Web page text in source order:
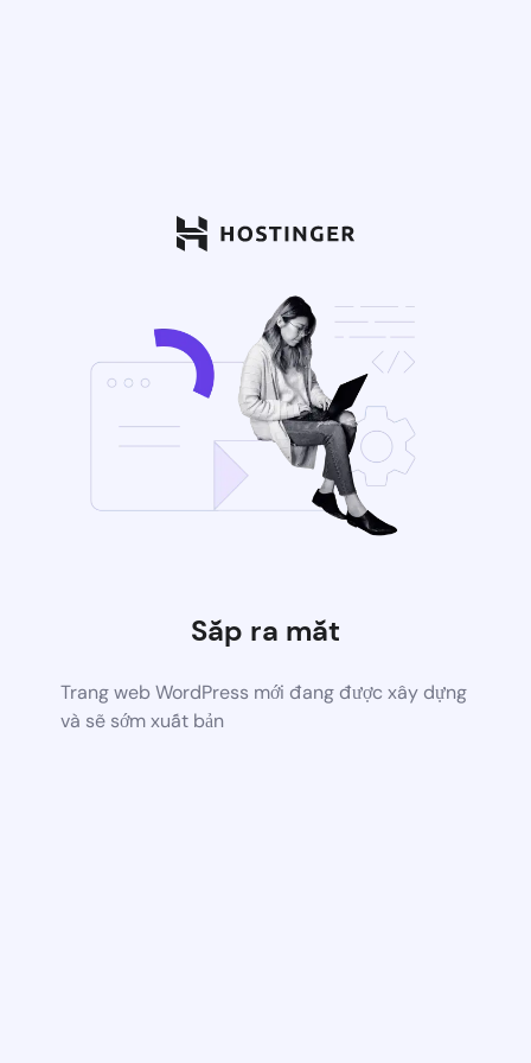
Sắp ra mắt
Trang web WordPress mới đang được xây dựng
và sẽ sớm xuất bản